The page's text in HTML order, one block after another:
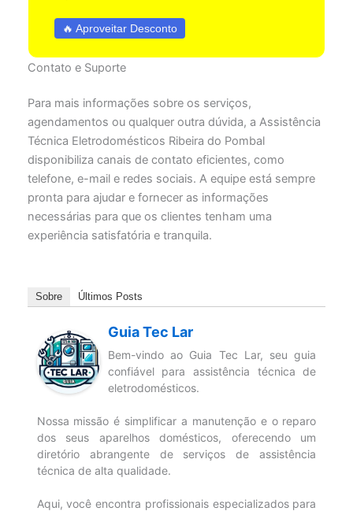
🔥 Aproveitar Desconto
Contato e Suporte
Para mais informações sobre os serviços,
agendamentos ou qualquer outra dúvida, a Assistência
Técnica Eletrodomésticos Ribeira do Pombal
disponibiliza canais de contato eficientes, como
telefone, e-mail e redes sociais. A equipe está sempre
pronta para ajudar e fornecer as informações
necessárias para que os clientes tenham uma
experiência satisfatória e tranquila.
Sobre Últimos Posts
Guia Tec Lar
Bem-vindo ao Guia Tec Lar, seu guia
confiável para assistência técnica de
eletrodomésticos.
Nossa missão é simplificar a manutenção e o reparo
dos seus aparelhos domésticos, oferecendo um
diretório abrangente de serviços de assistência
técnica de alta qualidade.
Aqui, você encontra profissionais especializados para